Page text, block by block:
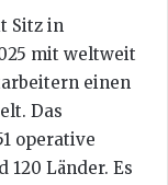
Sitz in
mit weltweit
einen
Das
operative
Länder. Es